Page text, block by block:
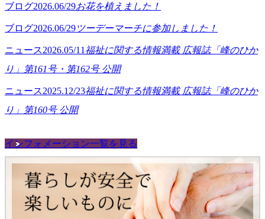
ブログ2026.06/29お花を植えました！
ブログ2026.06/29ツーデーマーチに参加しました！
ニュース2026.05/11 福祉に関する情報満載 広報誌「峰のひか
り」第161号・第162号 公開
ニュース2025.12/23福祉に関する情報満載 広報誌「峰のひか
り」第160号 公開
インフォメーション一覧を見る